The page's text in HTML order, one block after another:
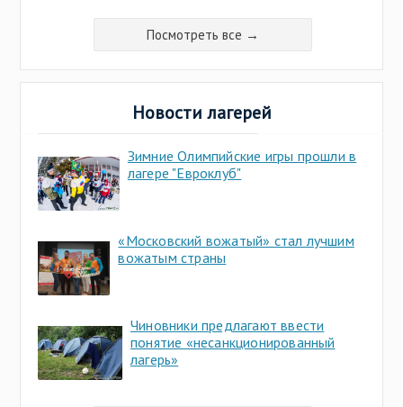
Посмотреть все →
Новости лагерей
Зимние Олимпийские игры прошли в
лагере "Евроклуб"
«Московский вожатый» стал лучшим
вожатым страны
Чиновники предлагают ввести
понятие «несанкционированный
лагерь»